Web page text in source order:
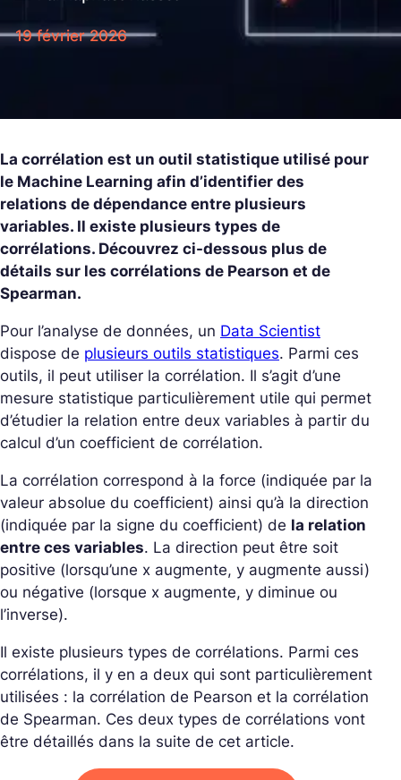
19 février 2026
La corrélation est un outil statistique utilisé pour
le Machine Learning afin d’identifier des
relations de dépendance entre plusieurs
variables. Il existe plusieurs types de
corrélations. Découvrez ci-dessous plus de
détails sur les corrélations de Pearson et de
Spearman.
Pour l’analyse de données, un Data Scientist
dispose de plusieurs outils statistiques. Parmi ces
outils, il peut utiliser la corrélation. Il s’agit d’une
mesure statistique particulièrement utile qui permet
d’étudier la relation entre deux variables à partir du
calcul d’un coefficient de corrélation.
La corrélation correspond à la force (indiquée par la
valeur absolue du coefficient) ainsi qu’à la direction
(indiquée par la signe du coefficient) de la relation
entre ces variables. La direction peut être soit
positive (lorsqu’une x augmente, y augmente aussi)
ou négative (lorsque x augmente, y diminue ou
l’inverse).
Il existe plusieurs types de corrélations. Parmi ces
corrélations, il y en a deux qui sont particulièrement
utilisées : la corrélation de Pearson et la corrélation
de Spearman. Ces deux types de corrélations vont
être détaillés dans la suite de cet article.